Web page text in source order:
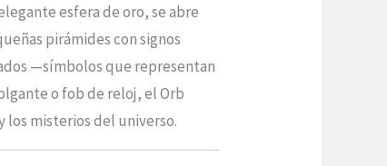
esfera de oro, se abre
pirámides con signos
—símbolos que representan
o fob de reloj, el Orb
misterios del universo.